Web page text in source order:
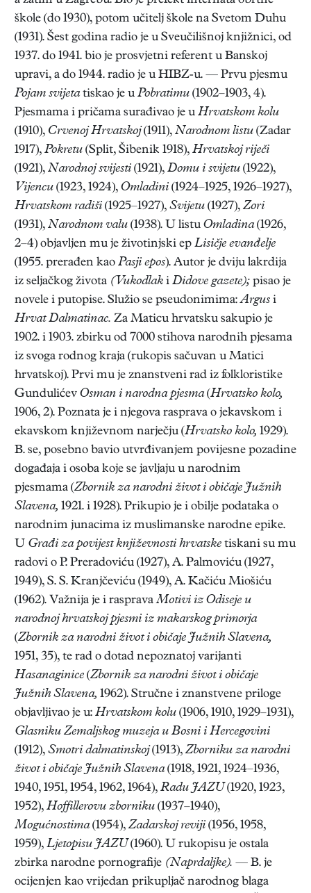
škole (do 1930), potom učitelj škole na Svetom Duhu
(1931). Šest godina radio je u Sveučilišnoj knjižnici, od
1937. do 1941. bio je prosvjetni referent u Banskoj
upravi, a do 1944. radio je u HIBZ-u. — Prvu pjesmu
Pojam svijetatiskao je u Pobratimu (1902–1903, 4).
Pjesmama i pričama surađivao je u Hrvatskom kolu
(1910), Crvenoj Hrvatskoj(1911), Narodnom listu (Zadar
1917), Pokretu (Split, Šibenik 1918), Hrvatskoj riječi
(1921), Narodnoj svijesti (1921), Domu i svijetu (1922),
Vijencu (1923, 1924), Omladini (1924–1925, 1926–1927),
Hrvatskom radiši (1925–1927), Svijetu (1927), Zori
(1931), Narodnom valu (1938). U listu Omladina(1926,
2–4) objavljen mu je životinjski ep Lisičje evanđelje
(1955. prerađen kao Pasji epos). Autor je dviju lakrdija
iz seljačkog života (Vukodlak i Didove gazete); pisao je
novele i putopise. Služio se pseudonimima:Argus i
Hrvat Dalmatinac. Za Maticu hrvatsku sakupio je
1902. i 1903. zbirku od 7000 stihova narodnih pjesama
iz svoga rodnog kraja (rukopis sačuvan u Matici
hrvatskoj). Prvi mu je znanstveni rad iz folkloristike
Gundulićev Osman i narodna pjesma(Hrvatsko kolo,
1906, 2). Poznata je i njegova rasprava o jekavskom i
ekavskom književnom narječju (Hrvatsko kolo, 1929).
B. se, posebno bavio utvrđivanjem povijesne pozadine
događaja i osoba koje se javljaju u narodnim
pjesmama (Zbornik za narodni život i običaje Južnih
Slavena, 1921. i 1928). Prikupio je i obilje podataka o
narodnim junacima iz muslimanske narodne epike.
U Građi za povijest književnosti hrvatske tiskani su mu
radovi o P. Preradoviću (1927), A. Palmoviću (1927,
1949), S. S. Kranjčeviću (1949), A. Kačiću Miošiću
(1962). Važnija je i raspravaMotivi iz Odiseje u
narodnoj hrvatskoj pjesmi iz makarskog primorja
(Zbornik za narodni život i običaje Južnih Slavena,
1951, 35), te rad o dotad nepoznatoj varijanti
Hasanaginice (Zbornik za narodni život i običaje
Južnih Slavena, 1962). Stručne i znanstvene priloge
objavljivao je u: Hrvatskom kolu (1906, 1910, 1929–1931),
Glasniku Zemaljskog muzeja u Bosni i Hercegovini
(1912), Smotri dalmatinskoj(1913), Zborniku za narodni
život i običaje Južnih Slavena(1918, 1921, 1924–1936,
1940, 1951, 1954, 1962, 1964), Radu JAZU (1920, 1923,
1952), Hoffillerovu zborniku (1937–1940),
Mogućnostima(1954), Zadarskoj reviji (1956, 1958,
1959), Ljetopisu JAZU (1960). U rukopisu je ostala
zbirka narodne pornografije (Naprdaljke). — B. je
ocijenjen kao vrijedan prikupljač narodnog blaga